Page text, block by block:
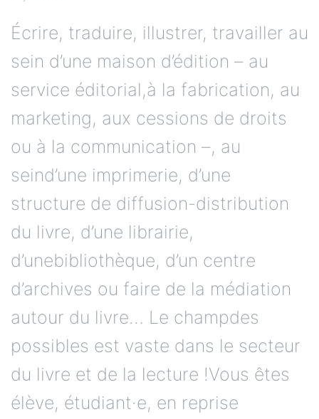
Écrire, traduire, illustrer, travailler au
sein d’une maison d’édition – au
service éditorial,à la fabrication, au
marketing, aux cessions de droits
ou à la communication –, au
seind’une imprimerie, d’une
structure de diffusion-distribution
du livre, d’une librairie,
d’unebibliothèque, d’un centre
d’archives ou faire de la médiation
autour du livre… Le champdes
possibles est vaste dans le secteur
du livre et de la lecture !Vous êtes
élève, étudiant·e, en reprise